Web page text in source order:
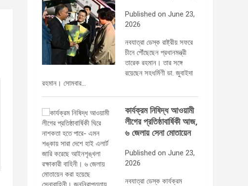
Published on June 23,
2026
নবযাত্রা ডেস্ক রাষ্ট্রীয় সফরে
চীনে পৌঁছেছেন প্রধানমন্ত্রী
তারেক রহমান। তার সঙ্গে
রয়েছেন সহধর্মিণী ডা. জুবাইদা
রহমান। সোমবার…
কার্যক্রম নিষিদ্ধ আওয়ামী
লীগের প্রতিষ্ঠাবার্ষিকী আজ,
৬ জেলায় সেনা মোতায়েন
Published on June 23,
2026
নবযাত্রা ডেস্ক কার্যক্রম